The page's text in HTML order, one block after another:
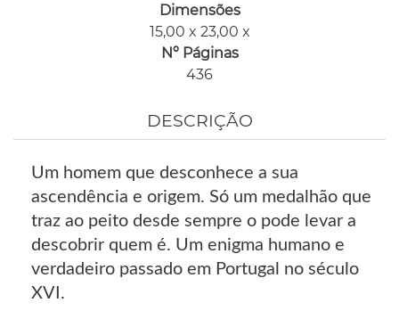
Dimensões
15,00 x 23,00 x
Nº Páginas
436
DESCRIÇÃO
Um homem que desconhece a sua
ascendência e origem. Só um medalhão que
traz ao peito desde sempre o pode levar a
descobrir quem é. Um enigma humano e
verdadeiro passado em Portugal no século
XVI.